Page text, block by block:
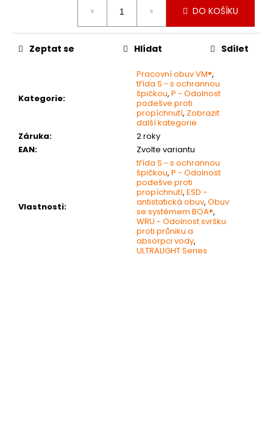
DO KOŠÍKU
Kategorie:
Pracovní obuv VM®,
třída S - s ochrannou
špičkou, P - Odolnost
podešve proti
propíchnutí, Zobrazit
další kategorie
Záruka:
2 roky
EAN: Zvolte variantu
Vlastnosti:
třída S - s ochrannou
špičkou, P - Odolnost
podešve proti
propíchnutí, ESD -
antistatická obuv, Obuv
se systémem BOA®,
WRU - Odolnost svršku
proti průniku a
absorpci vody,
ULTRALIGHT Series
Zeptat se Hlídat Sdílet
Kč